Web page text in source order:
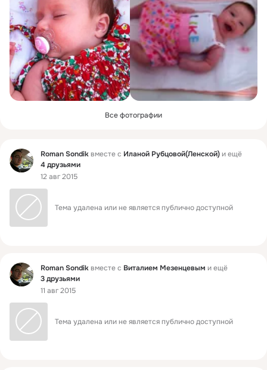
Все фотографии
Фид Roman Sondikвместе с Иланой Рубцовой(Ленской)и ещё
4 друзьями
12 авг 2015
Тема удалена или не является публично доступной
Фид Roman Sondikвместе с Виталием Мезенцевым и ещё
3 друзьями
11 авг 2015
Тема удалена или не является публично доступной